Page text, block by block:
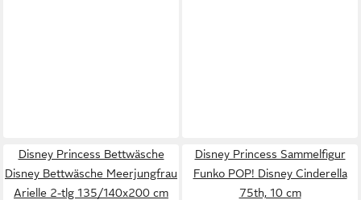
Disney Princess Bettwäsche
Disney Bettwäsche Meerjungfrau
Arielle 2-tlg 135/140x200 cm
Disney Princess Sammelfigur
Funko POP! Disney Cinderella
75th, 10 cm